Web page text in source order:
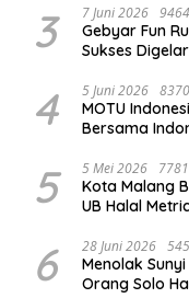
3 7 Juni 2026
Gebyar Fun
Sukses
4 5 Juni 2026
MOTU
Bersama
5 5 Mei 2026
Kota Malang
UB Halal
6 28 Juni 2026
Menolak
Orang Solo